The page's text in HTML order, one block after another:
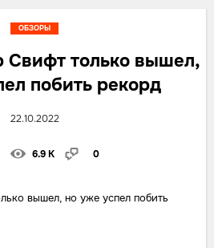
Свифт только вышел,
побить рекорд
22.10.2022
6.9 K 0
ОБЗОРЫ